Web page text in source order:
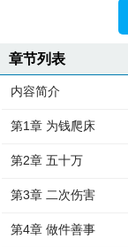
章节列表
内容简介
第1章 为钱爬床
第2章 五十万
第3章 二次伤害
第4章 做件善事